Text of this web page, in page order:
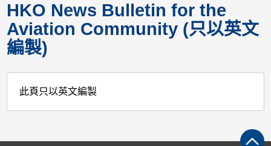
HKO News Bulletin for the
Aviation Community (只以英文
編製)
此頁只以英文編製